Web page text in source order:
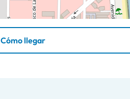
Cómo llegar